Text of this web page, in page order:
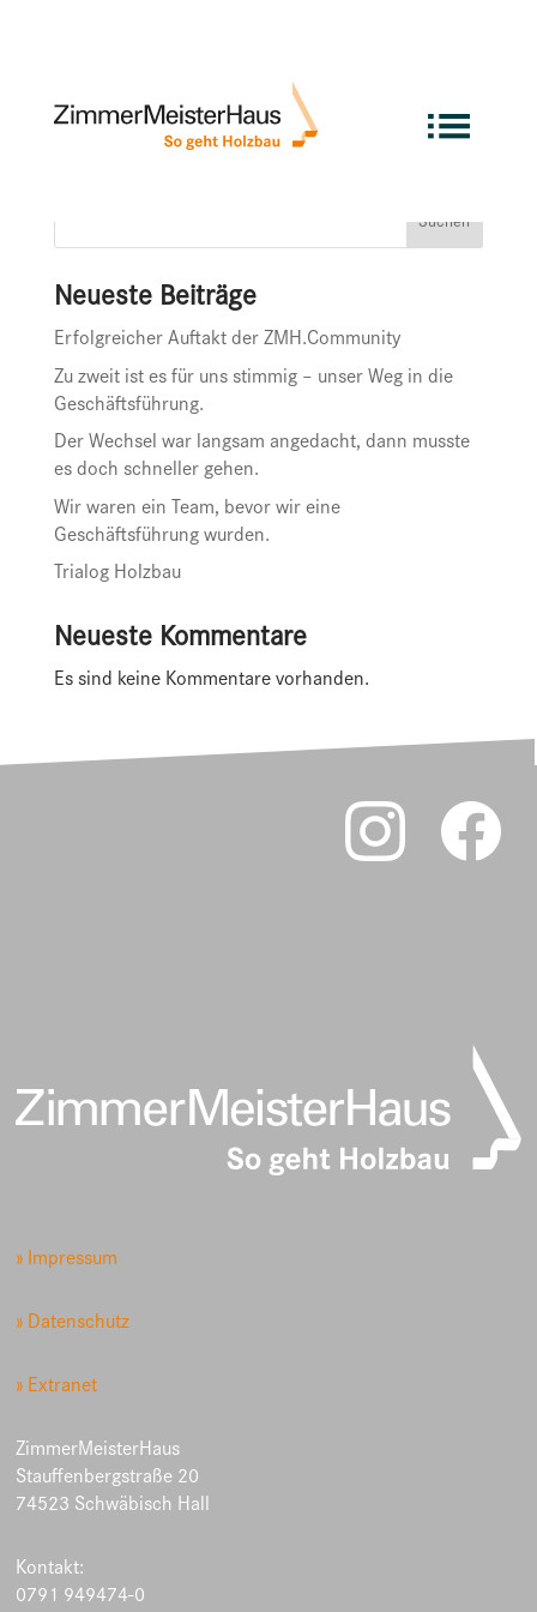
Keine Ergebnisse gefunden
Die angefragte Seite konnte nicht gefunden werden.
Suchen
Neueste Beiträge
Erfolgreicher Auftakt der ZMH.Community
Zu zweit ist es für uns stimmig – unser Weg in die
Geschäftsführung.
Der Wechsel war langsam angedacht, dann musste
es doch schneller gehen.
Wir waren ein Team, bevor wir eine
Geschäftsführung wurden.
Trialog Holzbau
Neueste Kommentare
Es sind keine Kommentare vorhanden.
» Impressum
» Datenschutz
» Extranet
ZimmerMeisterHaus
Stauffenbergstraße 20
74523 Schwäbisch Hall
Kontakt:
0791 949474-0